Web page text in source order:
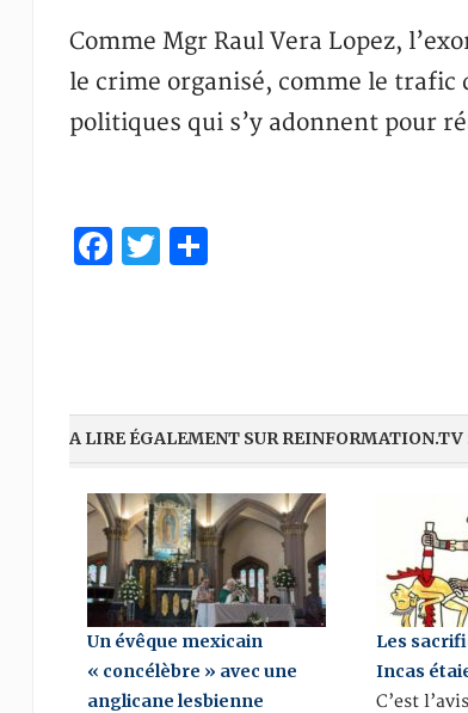
Comme Mgr Raul Vera Lopez,
le crime organisé, comme le trafic
politiques qui s’y adonnent pour
Facebook
Twitter
Partager
A LIRE ÉGALEMENT SUR REINFORMATION.TV
Un évêque mexicain
« concélèbre » avec une
anglicane lesbienne
Les
Incas
C’est